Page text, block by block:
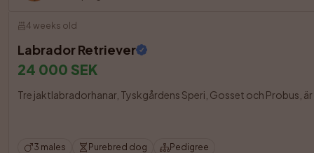
4 weeks old
Labrador Retriever
24 000 SEK
Tre jaktlabradorhanar, Tyskgårdens Speri, Gosset och Probus,
3 males Purebred dog Pedigree